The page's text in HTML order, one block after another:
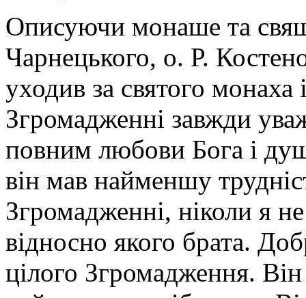
Описуючи монаше та
Чарнецького, о. Р.
уходив за святого
Згромадженні завжди
повним любови Бога і
він мав найменшу
Згромадженні, ніколи я
відносно якого брата.
цілого Згромадження.